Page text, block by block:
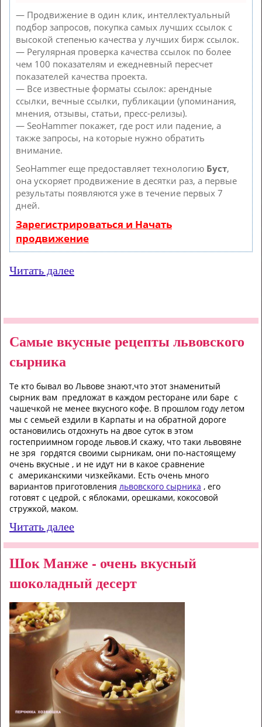
— Продвижение в один клик, интеллектуальный
подбор запросов, покупка самых лучших ссылок с
высокой степенью качества у лучших бирж ссылок.
— Регулярная проверка качества ссылок по более
чем 100 показателям и ежедневный пересчет
показателей качества проекта.
— Все известные форматы ссылок: арендные
ссылки, вечные ссылки, публикации (упоминания,
мнения, отзывы, статьи, пресс-релизы).
— SeoHammer покажет, где рост или падение, а
также запросы, на которые нужно обратить
внимание.
SeoHammer еще предоставляет технологию Буст,
она ускоряет продвижение в десятки раз, а первые
результаты появляются уже в течение первых 7
дней.
Зарегистрироваться и Начать
продвижение
Читать далее
Самые вкусные рецепты львовского
сырника
Те кто бывал во Львове знают,что этот знаменитый
сырник вам предложат в каждом ресторане или баре с
чашечкой не менее вкусного кофе. В прошлом году летом
мы с семьей ездили в Карпаты и на обратной дороге
остановились отдохнуть на двое суток в этом
гостеприимном городе львов.И скажу, что таки львовяне
не зря гордятся своими сырникам, они по-настоящему
очень вкусные , и не идут ни в какое сравнение
с американскими чизкейками. Есть очень много
вариантов приготовления львовского сырника , его
готовят с цедрой, с яблоками, орешками, кокосовой
стружкой, маком.
Читать далее
Шок Манже - очень вкусный
шоколадный десерт